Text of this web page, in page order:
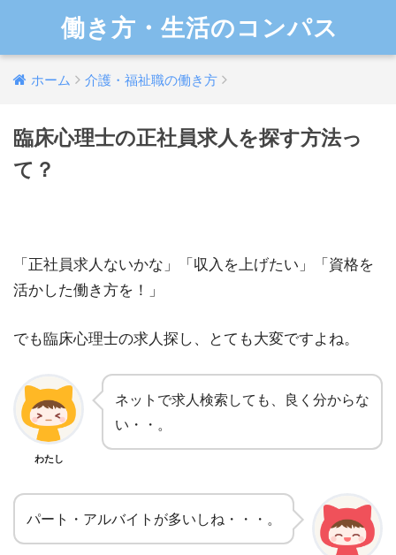
働き方・生活のコンパス
ホーム 介護・福祉職の働き方
臨床心理士の正社員求人を探す方法っ
て？
「正社員求人ないかな」「収入を上げたい」「資格を
活かした働き方を！」
でも臨床心理士の求人探し、とても大変ですよね。
わたし
ネットで求人検索しても、良く分からな
い・・。
パート・アルバイトが多いしね・・・。